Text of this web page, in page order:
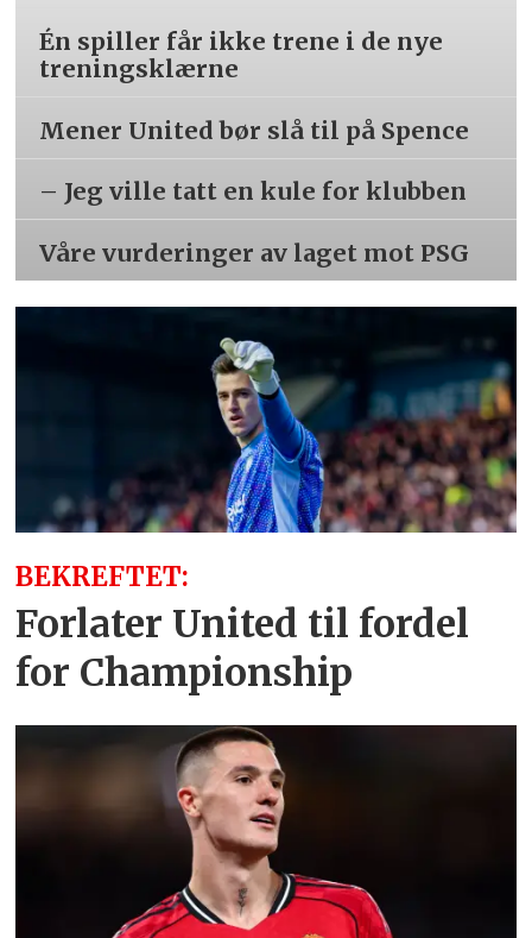
Én spiller får ikke trene i de nye
treningsklærne
Mener United bør slå til på Spence
– Jeg ville tatt en kule for klubben
Våre vurderinger av laget mot PSG
BEKREFTET:
Forlater United til fordel
for Championship